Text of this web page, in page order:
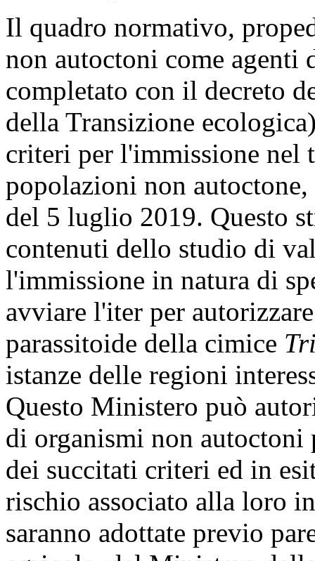
Il quadro normativo,
non autoctoni come
completato con il decreto
della Transizione
criteri per l'immissione nel
popolazioni non
del 5 luglio 2019. Questo
contenuti dello studio di
l'immissione in natura di
avviare l'iter per
parassitoide della cimice
istanze delle regioni
Questo Ministero può
di organismi non autoctoni
dei succitati criteri ed in
rischio associato alla loro
saranno adottate previo